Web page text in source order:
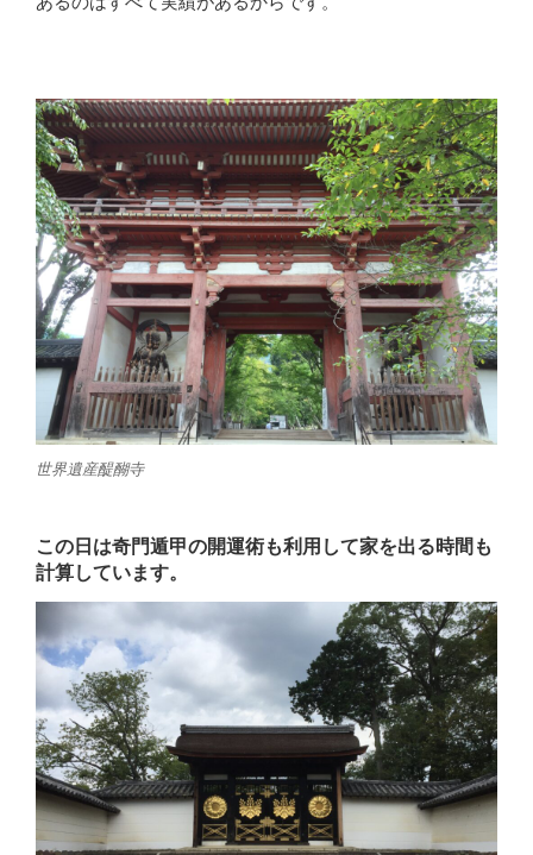
世界遺産醍醐寺
この日は奇門遁甲の開運術も利用して家を出る時間も
計算しています。